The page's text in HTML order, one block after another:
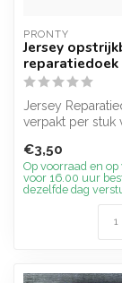
PRONTY
Jersey
reparatiedoek
Jersey
verpakt per stuk
rekbare stoffen...
€3,50
Op voorraad en
voor 16.00 uur
dezelfde dag